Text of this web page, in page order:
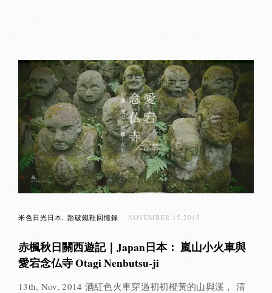
米色日光日本 踏破鐵鞋回憶錄 NOVEMBER 15,2015
赤楓秋日關西遊記｜Japan日本： 嵐山小火車與
愛宕念仏寺 Otagi Nenbutsu-ji
13th, Nov, 2014 酒紅色火車穿過初初橙黃的山與溪， 清